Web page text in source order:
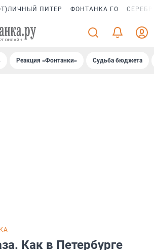
ПИТЕР ФОНТАНКА ГО
Реакция «Фонтанки» Судьба бюджета
Как в Петербурге